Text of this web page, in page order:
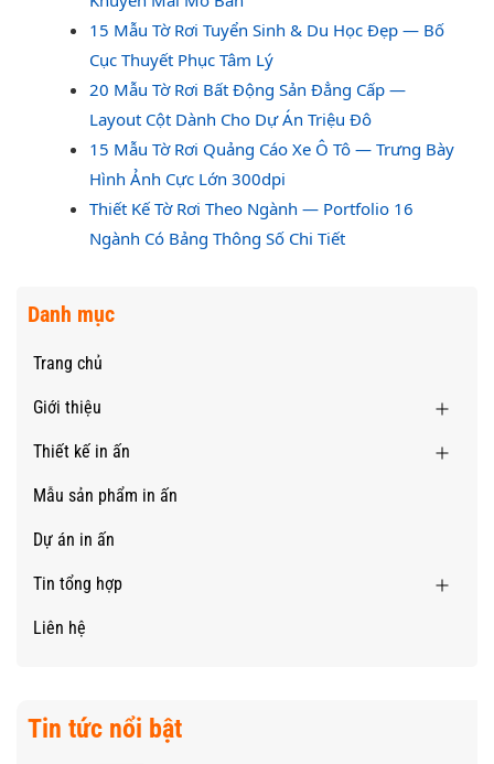
15 Mẫu Tờ Rơi Tuyển Sinh & Du Học Đẹp — Bố
Cục Thuyết Phục Tâm Lý
20 Mẫu Tờ Rơi Bất Động Sản Đẳng Cấp —
Layout Cột Dành Cho Dự Án Triệu Đô
15 Mẫu Tờ Rơi Quảng Cáo Xe Ô Tô — Trưng Bày
Hình Ảnh Cực Lớn 300dpi
Thiết Kế Tờ Rơi Theo Ngành — Portfolio 16
Ngành Có Bảng Thông Số Chi Tiết
Danh mục
Trang chủ
Giới thiệu
Thiết kế in ấn
Mẫu sản phẩm in ấn
Dự án in ấn
Tin tổng hợp
Liên hệ
Tin tức nổi bật